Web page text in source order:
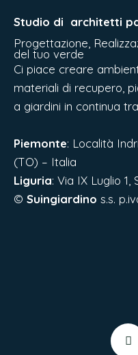
Studio di architetti
Progettazione,
del tuo verde
Ci piace creare
materiali di recupero,
a giardini in continua
Piemonte: Località
(TO) – Italia
Liguria: Via IX Luglio
© Suingiardino s.s.